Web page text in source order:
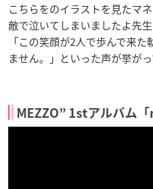
こちらをのイラストを見たマ
敵で泣いてしまいましたよ先
「この笑顔が2人で歩んで来
ません。」といった声が挙がっ
MEZZO” 1stアルバム